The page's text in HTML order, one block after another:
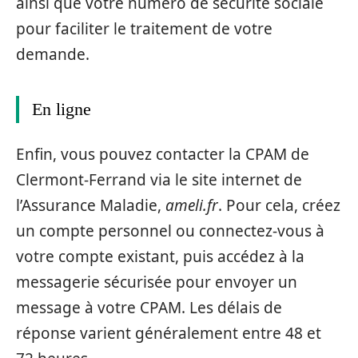
pour faciliter le traitement de votre
demande.
En ligne
Enfin, vous pouvez contacter la CPAM de
Clermont-Ferrand via le site internet de
l’Assurance Maladie, ameli.fr. Pour cela, créez
un compte personnel ou connectez-vous à
votre compte existant, puis accédez à la
messagerie sécurisée pour envoyer un
message à votre CPAM. Les délais de
réponse varient généralement entre 48 et